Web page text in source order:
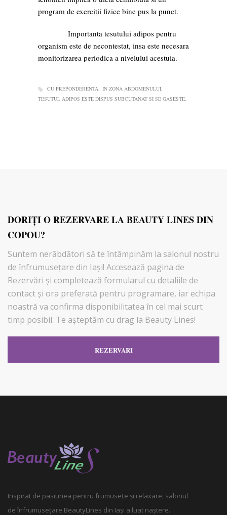
program de exercitii fizice bine pus la punct.
Importanta tesutului adipos pentru
organism este de necontestat, insa este necesara
monitorizarea periodica a nivelului acestuia.
CU PREPONDERENTA IN ZONA ABDOMENULUI
TESUTUL ADIPOS ESTE DISPUS SUBCUTANAT SI SE GASESTE
DORIŢI O REZERVARE LA BEAUTY LINES DIN
COPOU?
Suntem nerăbdători să te întâmpinăm la salonul nostru
de înfrumusețare din Iași! Accesează pagina de
Rezervări şi completează formularul cu detaliile de
contact și ora preferată pentru programare, iar echipa
noastră va confirma disponibilitatea în cel mai scurt
timp posibil. Te așteptăm cu drag la Beauty Lines!
REZERVARI
Inspirat de pasiunea pentru frumusețe și relaxare, salonul
de înfrumusețare BeautyLines din Iași a luat naștere.